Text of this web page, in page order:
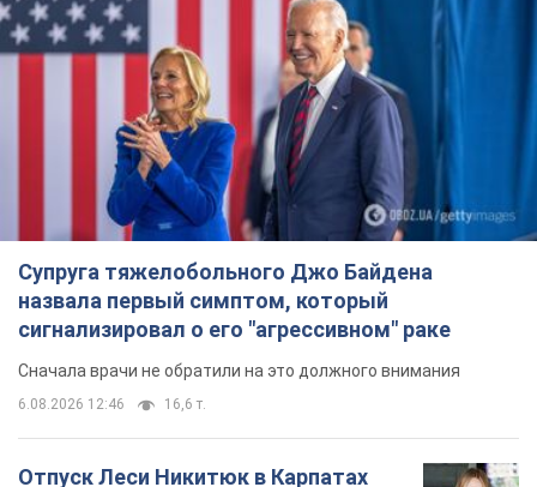
Супруга тяжелобольного Джо Байдена
назвала первый симптом, который
сигнализировал о его "агрессивном" раке
Сначала врачи не обратили на это должного внимания
6.08.2026 12:46 16,6 т.
Отпуск Леси Никитюк в Карпатах